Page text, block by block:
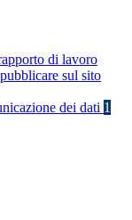
di lavoro
sul sito
dei dati 1